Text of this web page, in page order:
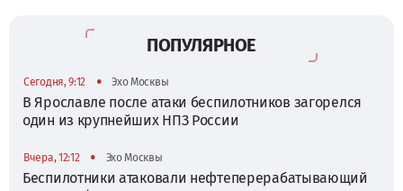
ПОПУЛЯРНОЕ
Сегодня, 9:12 • Эхо Москвы
В Ярославле после атаки беспилотников загорелся
один из крупнейших НПЗ России
Вчера, 12:12 • Эхо Москвы
Беспилотники атаковали нефтеперерабатывающий